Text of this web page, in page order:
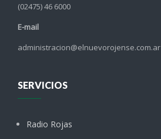
(02475) 46 6000
E-mail
administracion@elnuevorojense.com.ar
SERVICIOS
Radio Rojas